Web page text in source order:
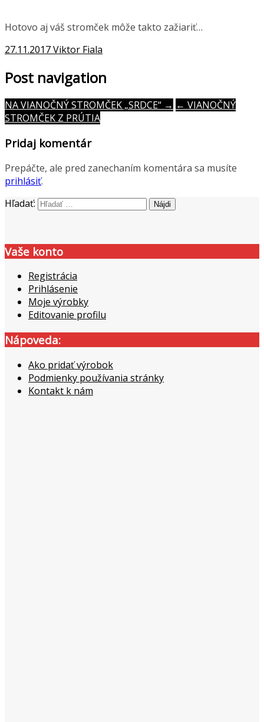
Hotovo aj váš stromček môže takto zažiariť…
27.11.2017Viktor Fiala
Post navigation
NA VIANOČNÝ STROMČEK „SRDCE“ → ← VIANOČNÝ
STROMČEK Z PRÚTIA
Pridaj komentár
Prepáčte, ale pred zanechaním komentára sa musíte
prihlásiť.
Hľadať:
Vaše konto
Registrácia
Prihlásenie
Moje výrobky
Editovanie profilu
Nápoveda:
Ako pridať výrobok
Podmienky používania stránky
Kontakt k nám